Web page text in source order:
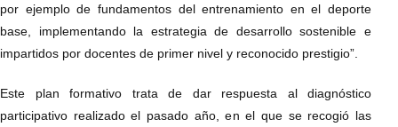
por ejemplo de fundamentos del entrenamiento en el deporte
base, implementando la estrategia de desarrollo sostenible e
impartidos por docentes de primer nivel y reconocido prestigio”.
Este plan formativo trata de dar respuesta al diagnóstico
participativo realizado el pasado año, en el que se recogió las